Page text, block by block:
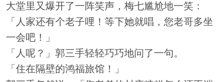
大堂里又爆开了一阵笑声，梅七尴尬地一笑：
「人家还有个老子哩！等下她就唱，您老哥多坐
一会吧！」
「人呢？」郭三手轻轻巧巧地问了一句。
「住在隔壁的鸿福旅馆！」